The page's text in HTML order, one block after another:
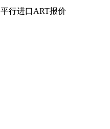
平行进口ART报价